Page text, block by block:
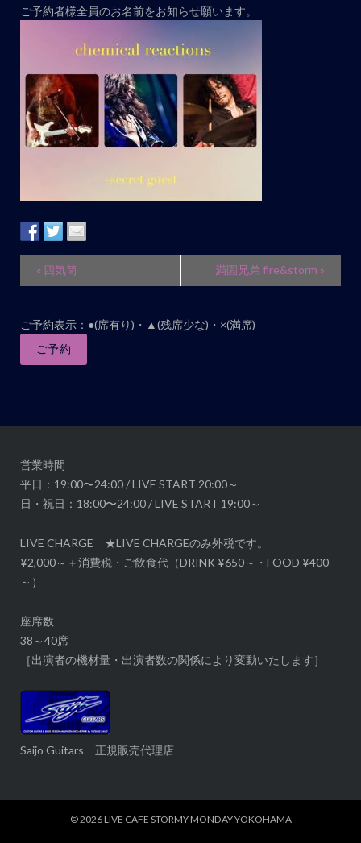
ご予約者様全員のお名前をお知らせ願います。
ベ
ト
ョ
ン
« 四気筒 満園兄弟 fire&storm »
ご予約表示：●(席有り)・▲(残席少な)・×(満席)
ご予約
営業時間
平日：19:00〜24:00 / LIVE START 20:00～
日・祝日：18:00〜24:00 / LIVE START 19:00～
LIVE CHARGE ★LIVE CHARGEのみ外税です。
¥2,000～＋消費税・ご飲食代（DRINK ¥650～・FOOD ¥400
～）
座席数
38～40席
［出演者の機材量・出演者数の関係により変動いたします］
Saijo Guitars 正規販売代理店
© 2026LIVE CAFE STORMY MONDAY YOKOHAMA